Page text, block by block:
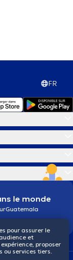
FR
le monde
Guatemala
pour assurer le
et
proposer
ou services tiers.